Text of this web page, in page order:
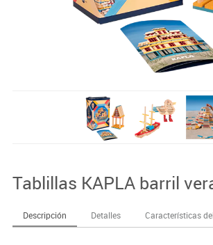
Tablillas KAPLA barril
Descripción Detalles Características